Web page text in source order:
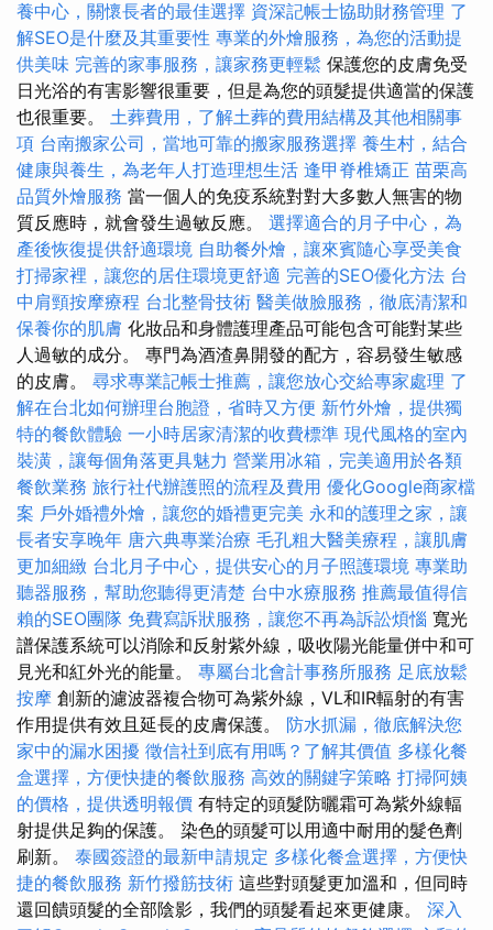
養中心，關懷長者的最佳選擇 資深記帳士協助財務管理 了
解SEO是什麼及其重要性 專業的外燴服務，為您的活動提
供美味 完善的家事服務，讓家務更輕鬆 保護您的皮膚免受
日光浴的有害影響很重要，但是為您的頭髮提供適當的保護
也很重要。 土葬費用，了解土葬的費用結構及其他相關事
項 台南搬家公司，當地可靠的搬家服務選擇 養生村，結合
健康與養生，為老年人打造理想生活 逢甲脊椎矯正 苗栗高
品質外燴服務 當一個人的免疫系統對對大多數人無害的物
質反應時，就會發生過敏反應。 選擇適合的月子中心，為
產後恢復提供舒適環境 自助餐外燴，讓來賓隨心享受美食
打掃家裡，讓您的居住環境更舒適 完善的SEO優化方法 台
中肩頸按摩療程 台北整骨技術 醫美做臉服務，徹底清潔和
保養你的肌膚 化妝品和身體護理產品可能包含可能對某些
人過敏的成分。 專門為酒渣鼻開發的配方，容易發生敏感
的皮膚。 尋求專業記帳士推薦，讓您放心交給專家處理 了
解在台北如何辦理台胞證，省時又方便 新竹外燴，提供獨
特的餐飲體驗 一小時居家清潔的收費標準 現代風格的室內
裝潢，讓每個角落更具魅力 營業用冰箱，完美適用於各類
餐飲業務 旅行社代辦護照的流程及費用 優化Google商家檔
案 戶外婚禮外燴，讓您的婚禮更完美 永和的護理之家，讓
長者安享晚年 唐六典專業治療 毛孔粗大醫美療程，讓肌膚
更加細緻 台北月子中心，提供安心的月子照護環境 專業助
聽器服務，幫助您聽得更清楚 台中水療服務 推薦最值得信
賴的SEO團隊 免費寫訴狀服務，讓您不再為訴訟煩惱 寬光
譜保護系統可以消除和反射紫外線，吸收陽光能量併中和可
見光和紅外光的能量。 專屬台北會計事務所服務 足底放鬆
按摩 創新的濾波器複合物可為紫外線，VL和IR輻射的有害
作用提供有效且延長的皮膚保護。 防水抓漏，徹底解決您
家中的漏水困擾 徵信社到底有用嗎？了解其價值 多樣化餐
盒選擇，方便快捷的餐飲服務 高效的關鍵字策略 打掃阿姨
的價格，提供透明報價 有特定的頭髮防曬霜可為紫外線輻
射提供足夠的保護。 染色的頭髮可以用適中耐用的髮色劑
刷新。 泰國簽證的最新申請規定 多樣化餐盒選擇，方便快
捷的餐飲服務 新竹撥筋技術 這些對頭髮更加溫和，但同時
還回饋頭髮的全部陰影，我們的頭髮看起來更健康。 深入